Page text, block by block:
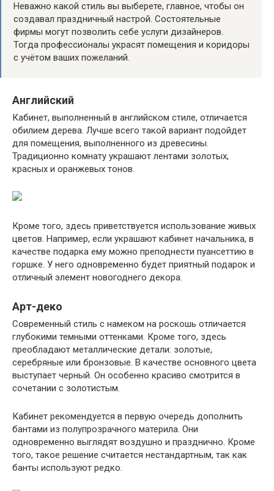
Неважно какой стиль вы выберете, главное, чтобы он
создавал праздничный настрой. Состоятельные
фирмы могут позволить себе услуги дизайнеров.
Тогда профессионалы украсят помещения и коридоры
с учётом ваших пожеланий.
Английский
Кабинет, выполненный в английском стиле, отличается
обилием дерева. Лучше всего такой вариант подойдет
для помещения, выполненного из древесины.
Традиционно комнату украшают лентами золотых,
красных и оранжевых тонов.
Кроме того, здесь приветствуется использование живых
цветов. Например, если украшают кабинет начальника, в
качестве подарка ему можно преподнести пуансеттию в
горшке. У него одновременно будет приятный подарок и
отличный элемент новогоднего декора.
Арт-деко
Современный стиль с намеком на роскошь отличается
глубокими темными оттенками. Кроме того, здесь
преобладают металлические детали: золотые,
серебряные или бронзовые. В качестве основного цвета
выступает черный. Он особенно красиво смотрится в
сочетании с золотистым.
Кабинет рекомендуется в первую очередь дополнить
бантами из полупрозрачного материла. Они
одновременно выглядят воздушно и празднично. Кроме
того, такое решение считается нестандартным, так как
банты используют редко.